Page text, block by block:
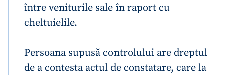
între veniturile sale în raport cu
cheltuielile.
Persoana supusă controlului are dreptul
de a contesta actul de constatare, care la